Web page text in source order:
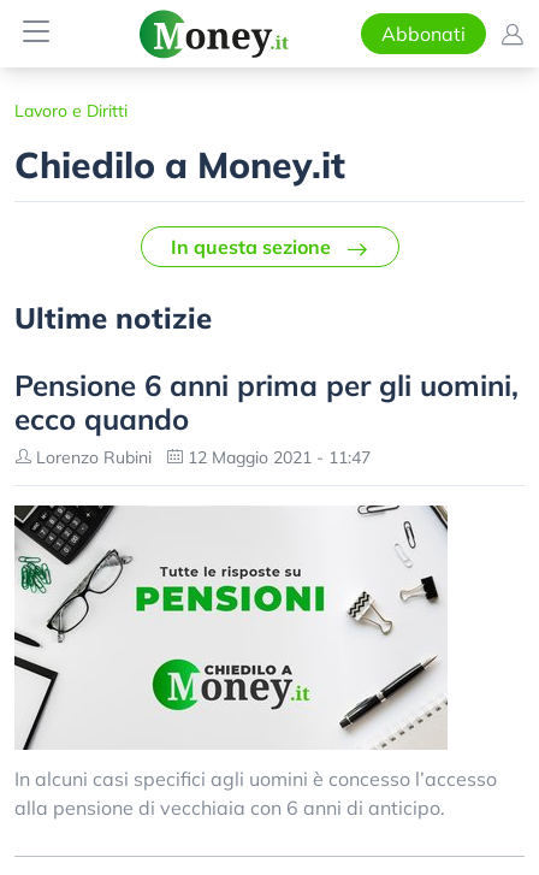
Abbonati
Lavoro e Diritti
Chiedilo a Money.it
In questa sezione
Ultime notizie
Pensione 6 anni prima per gli uomini,
ecco quando
Lorenzo Rubini 12 Maggio 2021 - 11:47
In alcuni casi specifici agli uomini è concesso l’accesso
alla pensione di vecchiaia con 6 anni di anticipo.